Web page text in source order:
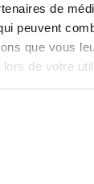
de
peuvent
que vous
de votre
50